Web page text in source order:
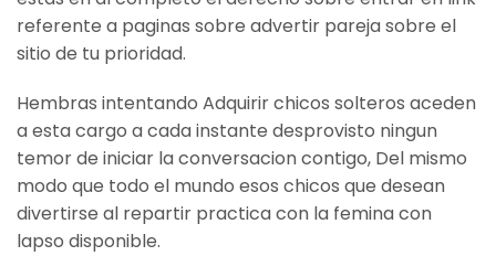
referente a paginas sobre advertir pareja sobre el
sitio de tu prioridad.
Hembras intentando Adquirir chicos solteros aceden
a esta cargo a cada instante desprovisto ningun
temor de iniciar la conversacion contigo, Del mismo
modo que todo el mundo esos chicos que desean
divertirse al repartir practica con la femina con
lapso disponible.